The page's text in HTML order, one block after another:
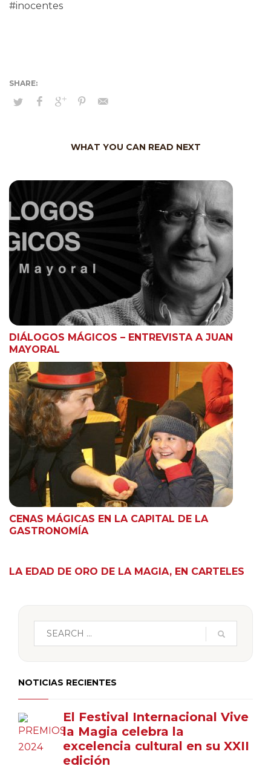
#inocentes
WHAT YOU CAN READ NEXT
DIÁLOGOS MÁGICOS – ENTREVISTA A JUAN
MAYORAL
CENAS MÁGICAS EN LA CAPITAL DE LA
GASTRONOMÍA
LA EDAD DE ORO DE LA MAGIA, EN CARTELES
NOTICIAS RECIENTES
El Festival Internacional Vive
la Magia celebra la
excelencia cultural en su XXII
edición